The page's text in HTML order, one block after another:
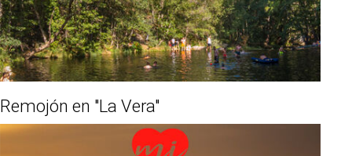
Remojón en "La Vera"